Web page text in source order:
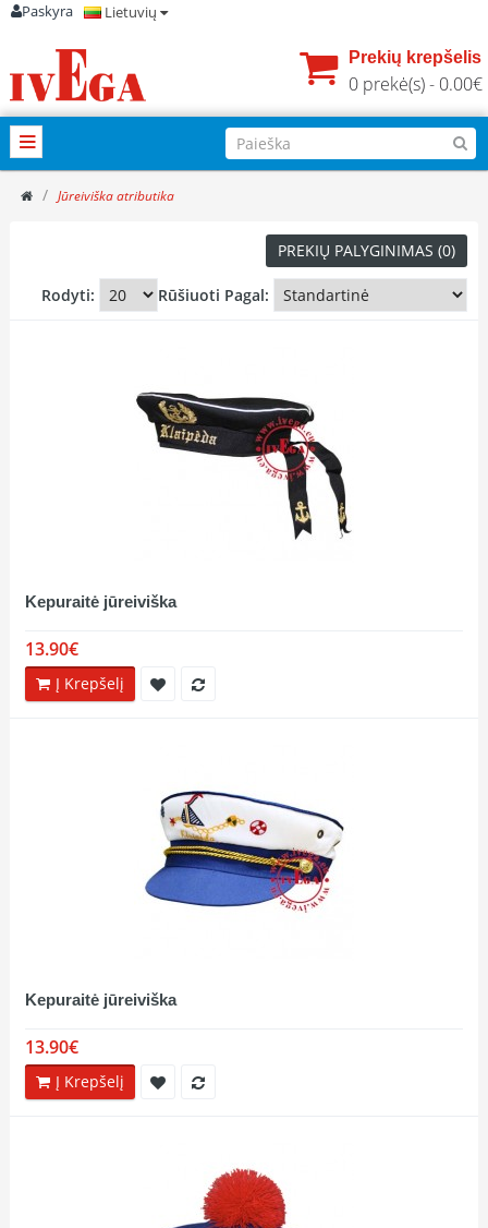
Paskyra Lietuvių
Prekių krepšelis
0 prekė(s) - 0.00€
Jūreiviška atributika
PREKIŲ PALYGINIMAS (0)
Rūšiuoti Pagal:
Rodyti:
Kepuraitė jūreiviška
13.90€
Į Krepšelį
Kepuraitė jūreiviška
13.90€
Į Krepšelį